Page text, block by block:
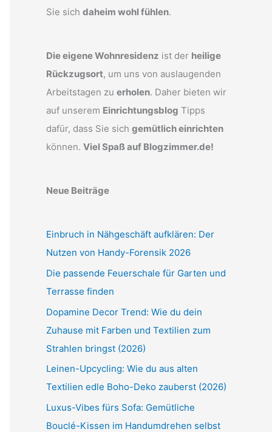
Sie sich daheim wohl fühlen.
Die eigene Wohnresidenz ist der heilige
Rückzugsort, um uns von auslaugenden
Arbeitstagen zu erholen. Daher bieten wir
auf unserem Einrichtungsblog Tipps
dafür, dass Sie sich gemütlich einrichten
können. Viel Spaß auf Blogzimmer.de!
Neue Beiträge
Einbruch in Nähgeschäft aufklären: Der
Nutzen von Handy-Forensik 2026
Die passende Feuerschale für Garten und
Terrasse finden
Dopamine Decor Trend: Wie du dein
Zuhause mit Farben und Textilien zum
Strahlen bringst (2026)
Leinen-Upcycling: Wie du aus alten
Textilien edle Boho-Deko zauberst (2026)
Luxus-Vibes fürs Sofa: Gemütliche
Bouclé-Kissen im Handumdrehen selbst